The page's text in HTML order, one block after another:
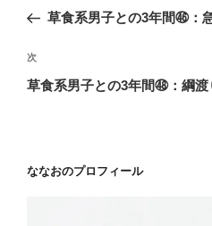
ナ
ビ
ゲ
ン
の
稿
草食系男子との3年間㊻
次
の
次
草食系男子との3年間㊽：綱
ななおのプロフィール